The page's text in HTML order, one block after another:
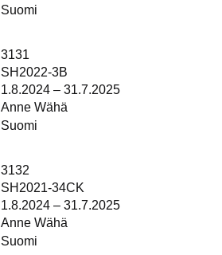
Suomi
3131
SH2022-3B
1.8.2024 – 31.7.2025
Anne Wähä
Suomi
3132
SH2021-34CK
1.8.2024 – 31.7.2025
Anne Wähä
Suomi